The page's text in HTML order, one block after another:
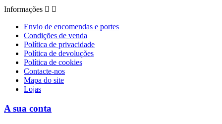
Informações  
Envio de encomendas e portes
Condições de venda
Política de privacidade
Política de devoluções
Política de cookies
Contacte-nos
Mapa do site
Lojas
A sua conta